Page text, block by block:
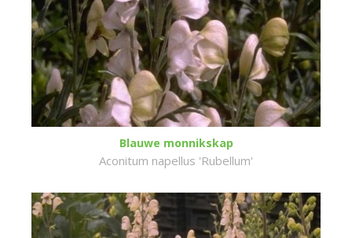
Blauwe monnikskap
Aconitum napellus 'Rubellum'